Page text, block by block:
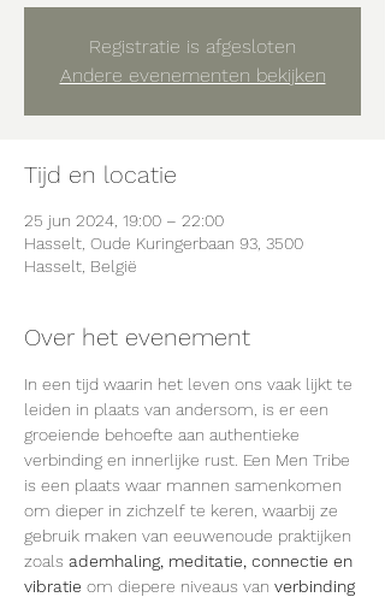
Registratie is afgesloten
Andere evenementen bekijken
Tijd en locatie
25 jun 2024, 19:00 – 22:00
Hasselt, Oude Kuringerbaan 93, 3500
Hasselt, België
Over het evenement
In een tijd waarin het leven ons vaak lijkt te
leiden in plaats van andersom, is er een
groeiende behoefte aan authentieke
verbinding en innerlijke rust. Een Men Tribe
is een plaats waar mannen samenkomen
om dieper in zichzelf te keren, waarbij ze
gebruik maken van eeuwenoude praktijken
zoals ademhaling, meditatie, connectie en
vibratie om diepere niveaus van verbinding